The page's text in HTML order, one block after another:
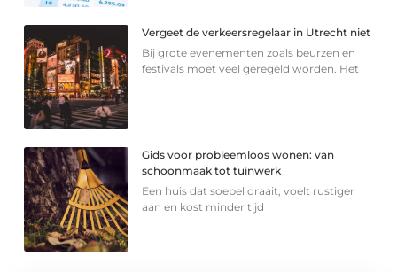
Vergeet de verkeersregelaar in Utrecht niet
Bij grote evenementen zoals beurzen en
festivals moet veel geregeld worden. Het
Gids voor probleemloos wonen: van
schoonmaak tot tuinwerk
Een huis dat soepel draait, voelt rustiger
aan en kost minder tijd